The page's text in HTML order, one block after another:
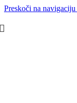
Preskoči na navigaciju